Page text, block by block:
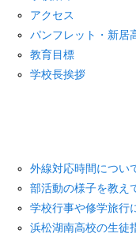
アクセス
パンフレット・新居
教育目標
学校長挨拶
外線対応時間につい
部活動の様子を教え
学校行事や修学旅行
浜松湖南高校の生徒